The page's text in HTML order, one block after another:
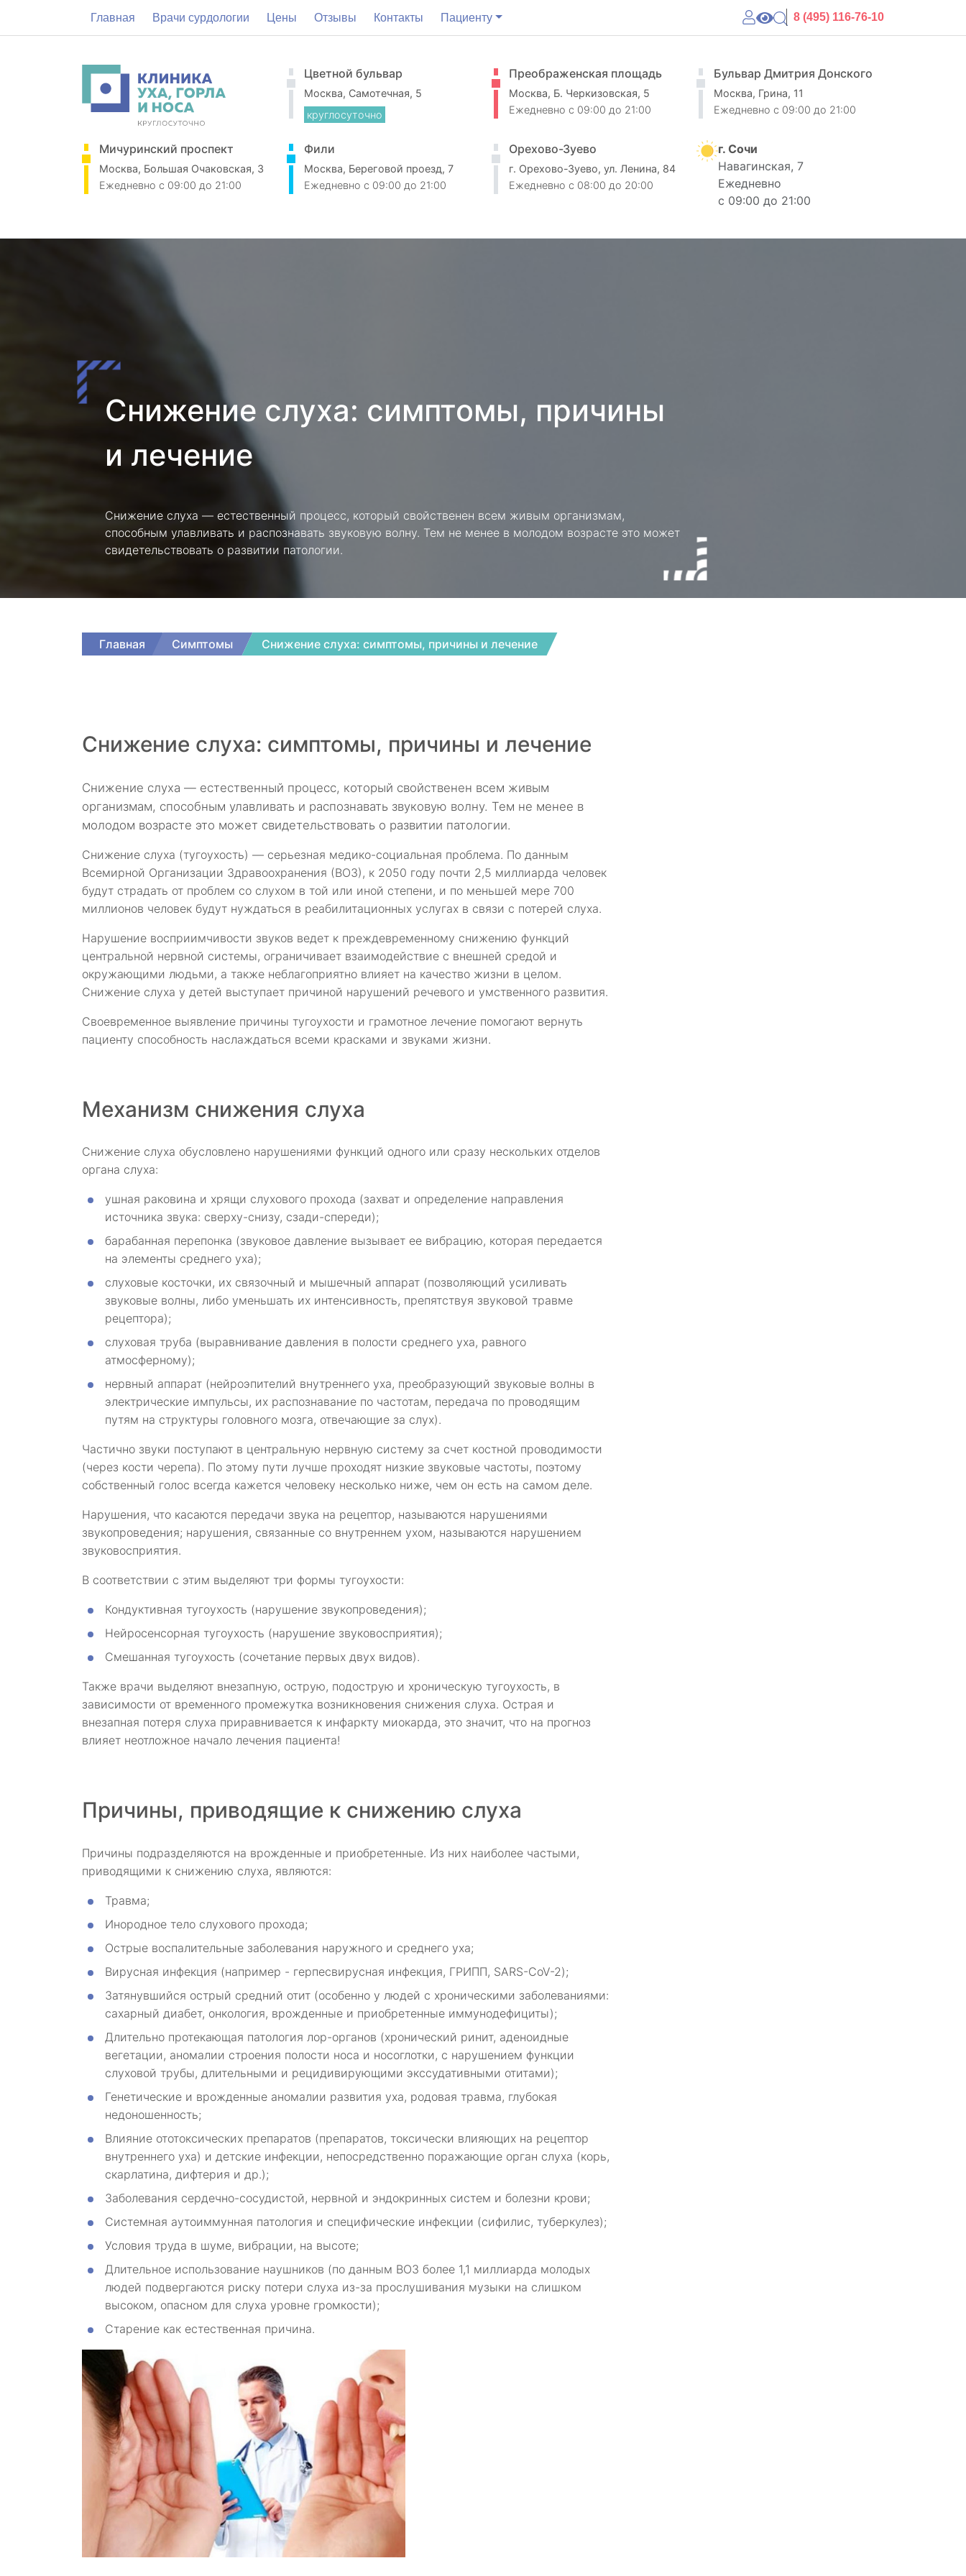
Главная Врачи сурдологии Цены Отзывы Контакты Пациенту 8 (495) 116-76-10
Цветной бульвар
Москва, Самотечная, 5
круглосуточно
Преображенская площадь
Москва, Б. Черкизовская, 5
Ежедневно c 09:00 до 21:00
Бульвар Дмитрия Донского
Москва, Грина, 11
Ежедневно c 09:00 до 21:00
Мичуринский проспект
Москва, Большая Очаковская, 3
Ежедневно c 09:00 до 21:00
Фили
Москва, Береговой проезд, 7
Ежедневно c 09:00 до 21:00
Орехово-Зуево
г. Орехово-Зуево, ул. Ленина, 84
Ежедневно c 08:00 до 20:00
г. Сочи
Навагинская, 7
Ежедневно
с 09:00 до 21:00
Снижение слуха: симптомы, причины
и лечение
Снижение слуха — естественный процесс, который свойственен всем живым организмам,
способным улавливать и распознавать звуковую волну. Тем не менее в молодом возрасте это может
свидетельствовать о развитии патологии.
Главная Симптомы Снижение слуха: симптомы, причины и лечение
Снижение слуха: симптомы, причины и лечение
Снижение слуха — естественный процесс, который свойственен всем живым
организмам, способным улавливать и распознавать звуковую волну. Тем не менее в
молодом возрасте это может свидетельствовать о развитии патологии.
Снижение слуха (тугоухость) — серьезная медико-социальная проблема. По данным
Всемирной Организации Здравоохранения (ВОЗ), к 2050 году почти 2,5 миллиарда человек
будут страдать от проблем со слухом в той или иной степени, и по меньшей мере 700
миллионов человек будут нуждаться в реабилитационных услугах в связи с потерей слуха.
Нарушение восприимчивости звуков ведет к преждевременному снижению функций
центральной нервной системы, ограничивает взаимодействие с внешней средой и
окружающими людьми, а также неблагоприятно влияет на качество жизни в целом.
Снижение слуха у детей выступает причиной нарушений речевого и умственного развития.
Своевременное выявление причины тугоухости и грамотное лечение помогают вернуть
пациенту способность наслаждаться всеми красками и звуками жизни.
Механизм снижения слуха
Снижение слуха обусловлено нарушениями функций одного или сразу нескольких отделов
органа слуха:
ушная раковина и хрящи слухового прохода (захват и определение направления
источника звука: сверху-снизу, сзади-спереди);
барабанная перепонка (звуковое давление вызывает ее вибрацию, которая передается
на элементы среднего уха);
слуховые косточки, их связочный и мышечный аппарат (позволяющий усиливать
звуковые волны, либо уменьшать их интенсивность, препятствуя звуковой травме
рецептора);
слуховая труба (выравнивание давления в полости среднего уха, равного
атмосферному);
нервный аппарат (нейроэпителий внутреннего уха, преобразующий звуковые волны в
электрические импульсы, их распознавание по частотам, передача по проводящим
путям на структуры головного мозга, отвечающие за слух).
Частично звуки поступают в центральную нервную систему за счет костной проводимости
(через кости черепа). По этому пути лучше проходят низкие звуковые частоты, поэтому
собственный голос всегда кажется человеку несколько ниже, чем он есть на самом деле.
Нарушения, что касаются передачи звука на рецептор, называются нарушениями
звукопроведения; нарушения, связанные со внутреннем ухом, называются нарушением
звуковосприятия.
В соответствии с этим выделяют три формы тугоухости:
Кондуктивная тугоухость (нарушение звукопроведения);
Нейросенсорная тугоухость (нарушение звуковосприятия);
Смешанная тугоухость (сочетание первых двух видов).
Также врачи выделяют внезапную, острую, подострую и хроническую тугоухость, в
зависимости от временного промежутка возникновения снижения слуха. Острая и
внезапная потеря слуха приравнивается к инфаркту миокарда, это значит, что на прогноз
влияет неотложное начало лечения пациента!
Причины, приводящие к снижению слуха
Причины подразделяются на врожденные и приобретенные. Из них наиболее частыми,
приводящими к снижению слуха, являются:
Травма;
Инородное тело слухового прохода;
Острые воспалительные заболевания наружного и среднего уха;
Вирусная инфекция (например - герпесвирусная инфекция, ГРИПП, SARS-CoV-2);
Затянувшийся острый средний отит (особенно у людей с хроническими заболеваниями:
сахарный диабет, онкология, врожденные и приобретенные иммунодефициты);
Длительно протекающая патология лор-органов (хронический ринит, аденоидные
вегетации, аномалии строения полости носа и носоглотки, с нарушением функции
слуховой трубы, длительными и рецидивирующими экссудативными отитами);
Генетические и врожденные аномалии развития уха, родовая травма, глубокая
недоношенность;
Влияние ототоксических препаратов (препаратов, токсически влияющих на рецептор
внутреннего уха) и детские инфекции, непосредственно поражающие орган слуха (корь,
скарлатина, дифтерия и др.);
Заболевания сердечно-сосудистой, нервной и эндокринных систем и болезни крови;
Системная аутоиммунная патология и специфические инфекции (сифилис, туберкулез);
Условия труда в шуме, вибрации, на высоте;
Длительное использование наушников (по данным ВОЗ более 1,1 миллиарда молодых
людей подвергаются риску потери слуха из-за прослушивания музыки на слишком
высоком, опасном для слуха уровне громкости);
Старение как естественная причина.